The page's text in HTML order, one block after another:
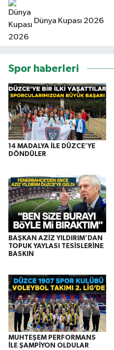
Dünya Kupası 2026
Spor haberleri
14 MADALYA İLE DÜZCE’YE
DÖNDÜLER
BAŞKAN AZİZ YILDIRIM’DAN
TOPUK YAYLASI TESİSLERİNE
BASKIN
MUHTEŞEM PERFORMANS
İLE ŞAMPİYON OLDULAR